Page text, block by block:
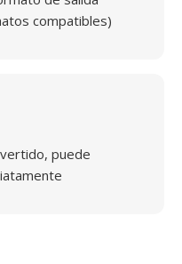
compatibles)
puede